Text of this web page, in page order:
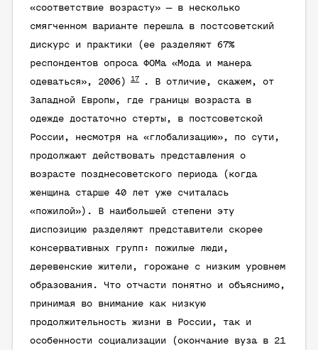
«соответствие возрасту» — в несколько
смягченном варианте перешла в постсоветский
дискурс и практики (ее разделяют 67%
респондентов опроса ФОМа «Мода и манера
одеваться», 2006)
17
. В отличие, скажем, от
Западной Европы, где границы возраста в
одежде достаточно стерты, в постсоветской
России, несмотря на «глобализацию», по сути,
продолжают действовать представления о
возрасте позднесоветского периода (когда
женщина старше 40 лет уже считалась
«пожилой»). В наибольшей степени эту
диспозицию разделяют представители скорее
консервативных групп: пожилые люди,
деревенские жители, горожане с низким уровнем
образования. Что отчасти понятно и объяснимо,
принимая во внимание как низкую
продолжительность жизни в России, так и
особенности социализации (окончание вуза в 21